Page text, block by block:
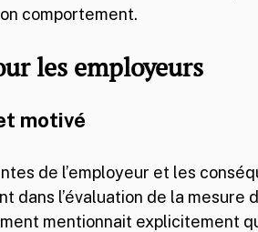
comportement.
les employeurs
motivé
de l’employeur et les
dans l’évaluation de la mesure
mentionnait explicitement